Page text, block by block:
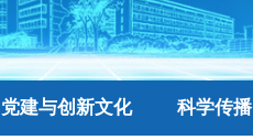
党建与创新文化 科学传播